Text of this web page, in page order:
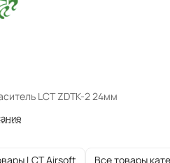
LCT ZDTK-2 24мм
LCT Airsoft Все товары